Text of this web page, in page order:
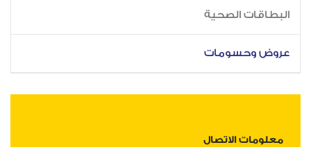
البطاقات الصحية
عروض وحسومات
معلومات الاتصال